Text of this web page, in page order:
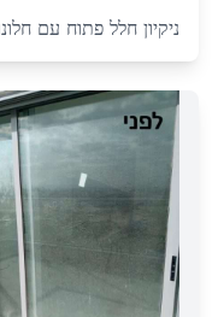
ניקיון חלל פתוח עם